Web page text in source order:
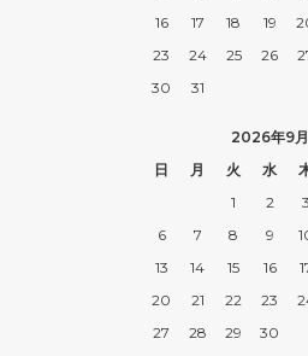
16
17 18 19
23
24 25 26
30
31
2026年9月
日
月 火 水
1
2 3
6
7 8 9
13
14 15 16
20
21 22 23
27
28 29 30